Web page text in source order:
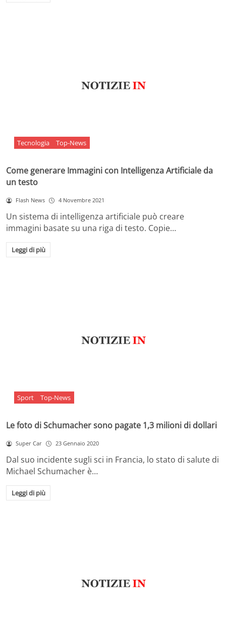
Tecnologia Top-News
Come generare Immagini con Intelligenza Artificiale da
un testo
Flash News 4 Novembre 2021
Un sistema di intelligenza artificiale può creare
immagini basate su una riga di testo. Copie…
Leggi di più
Sport Top-News
Le foto di Schumacher sono pagate 1,3 milioni di dollari
Super Car 23 Gennaio 2020
Dal suo incidente sugli sci in Francia, lo stato di salute di
Michael Schumacher è…
Leggi di più